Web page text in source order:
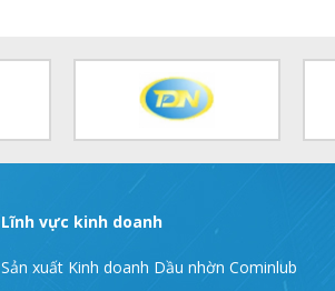
Lĩnh vực kinh doanh
Sản xuất Kinh doanh Dầu nhờn Cominlub